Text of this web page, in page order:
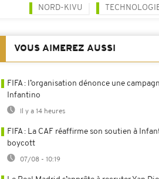
NORD-KIVU
VOUS AIMEREZ AUSSI
FIFA : l’organisation dénonce une
Infantino
Il y a 14 heures
FIFA : La CAF réaffirme son soutien à
boycott
07/08 - 10:19